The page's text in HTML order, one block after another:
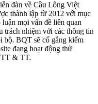
đàn về Cầu Lông Việt
thành lập từ 2012 với mục
mọi vấn đề liên quan
trách nhiệm với các thông tin
bộ. BQT sẽ cố gắng kiểm
đang hoạt động thử
TT & TT.